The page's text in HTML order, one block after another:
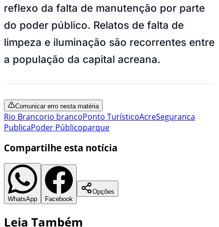
reflexo da falta de manutenção por parte
do poder público. Relatos de falta de
limpeza e iluminação são recorrentes entre
a população da capital acreana.
Comunicar erro nesta matéria
Rio Brancorio brancoPonto TurísticoAcreSeguranca
PublicaPoder Públicoparque
Compartilhe esta notícia
WhatsApp Facebook
Opções
Leia Também